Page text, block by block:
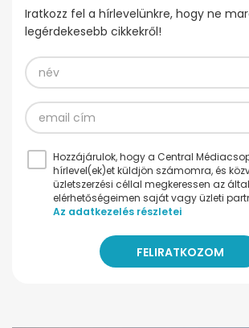
Iratkozz fel a hírlevelünkre, hogy ne
legérdekesebb cikkekről!
Hozzájárulok, hogy a Central
hírlevel(ek)et küldjön számomra, és
üzletszerzési céllal megkeressen az
elérhetőségeimen saját vagy üzleti
Az adatkezelés részletei